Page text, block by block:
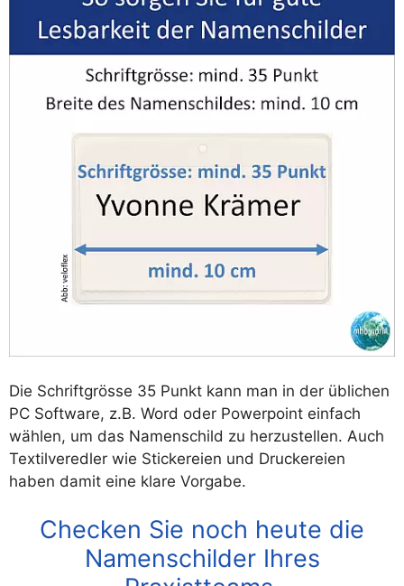
Die Schriftgrösse 35 Punkt kann man in der üblichen
PC Software, z.B. Word oder Powerpoint einfach
wählen, um das Namenschild zu herzustellen. Auch
Textilveredler wie Stickereien und Druckereien
haben damit eine klare Vorgabe.
Checken Sie noch heute die
Namenschilder Ihres